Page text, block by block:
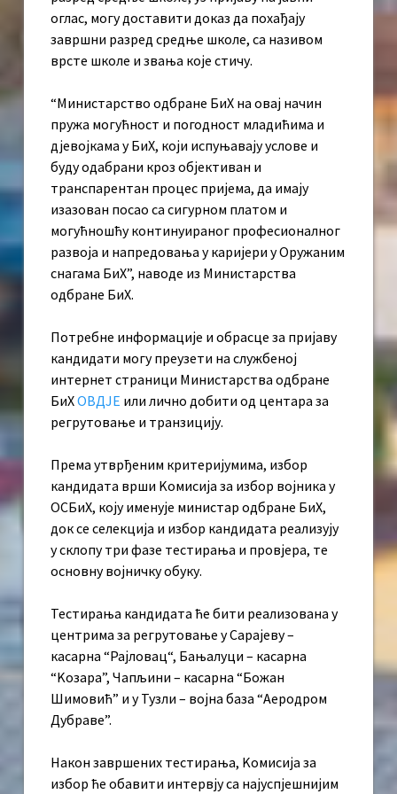
оглас, могу доставити доказ да похађају
завршни разред средње школе, са називом
врсте школе и звања које стичу.
“Министарство одбране БиХ на овај начин
пружа могућност и погодност младићима и
дјевојкама у БиХ, који испуњавају услове и
буду одабрани кроз објективан и
транспарентан процес пријема, да имају
изазован посао са сигурном платом и
могућношћу континуираног професионалног
развоја и напредовања у каријери у Оружаним
снагама БиХ”, наводе из Министарства
одбране БиХ.
Потребне информације и обрасце за пријаву
кандидати могу преузети на службеној
интернет страници Министарства одбране
БиХОВДЈЕ или лично добити од центара за
регрутовање и транзицију.
Према утврђеним критеријумима, избор
кандидата врши Kомисија за избор војника у
ОСБиХ, коју именује министар одбране БиХ,
док се селекција и избор кандидата реализују
у склопу три фазе тестирања и провјера, те
основну војничку обуку.
Тестирања кандидата ће бити реализована у
центрима за регрутовање у Сарајеву –
касарна “Рајловац“, Бањалуци – касарна
“Kозара”, Чапљини – касарна “Божан
Шимовић” и у Тузли – војна база “Аеродром
Дубраве”.
Након завршених тестирања, Kомисија за
избор ће обавити интервју са најуспјешнијим